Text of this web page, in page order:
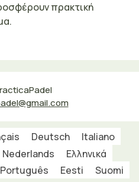
πρακτική
Deutsch
Italiano
Nederlands
Ελληνικά
Português Eesti Suomi